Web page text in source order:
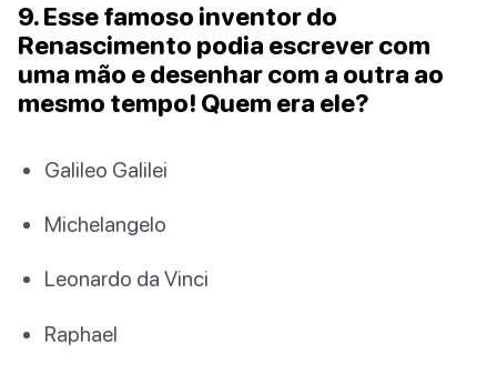
9. Esse famoso inventor do
Renascimento podia escrever com
uma mão e desenhar com a outra ao
mesmo tempo! Quem era ele?
Galileo Galilei
Michelangelo
Leonardo da Vinci
Raphael